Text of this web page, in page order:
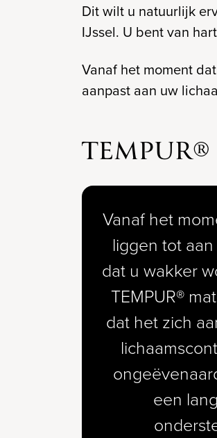
Dit wilt u natuurlijk
IJssel. U bent van
Vanaf het moment
aanpast aan uw
TEMPUR®
Vanaf het
liggen tot
dat u wakker
TEMPUR®
dat het zich
een